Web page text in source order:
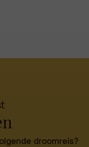
droomreis?